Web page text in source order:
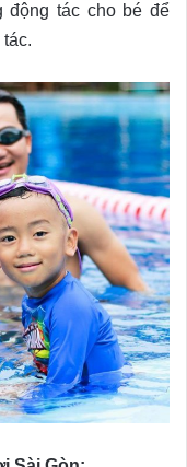
động tác cho bé để